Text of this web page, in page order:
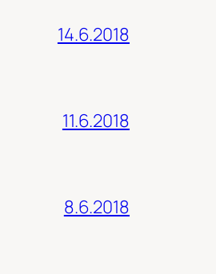
14.6.2018
11.6.2018
8.6.2018